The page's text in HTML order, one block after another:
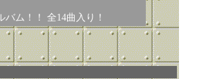
バム！！ 全14曲入り！